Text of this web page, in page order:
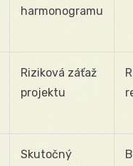
harmonogramu
Riziková záťaž
projektu
Skutočný